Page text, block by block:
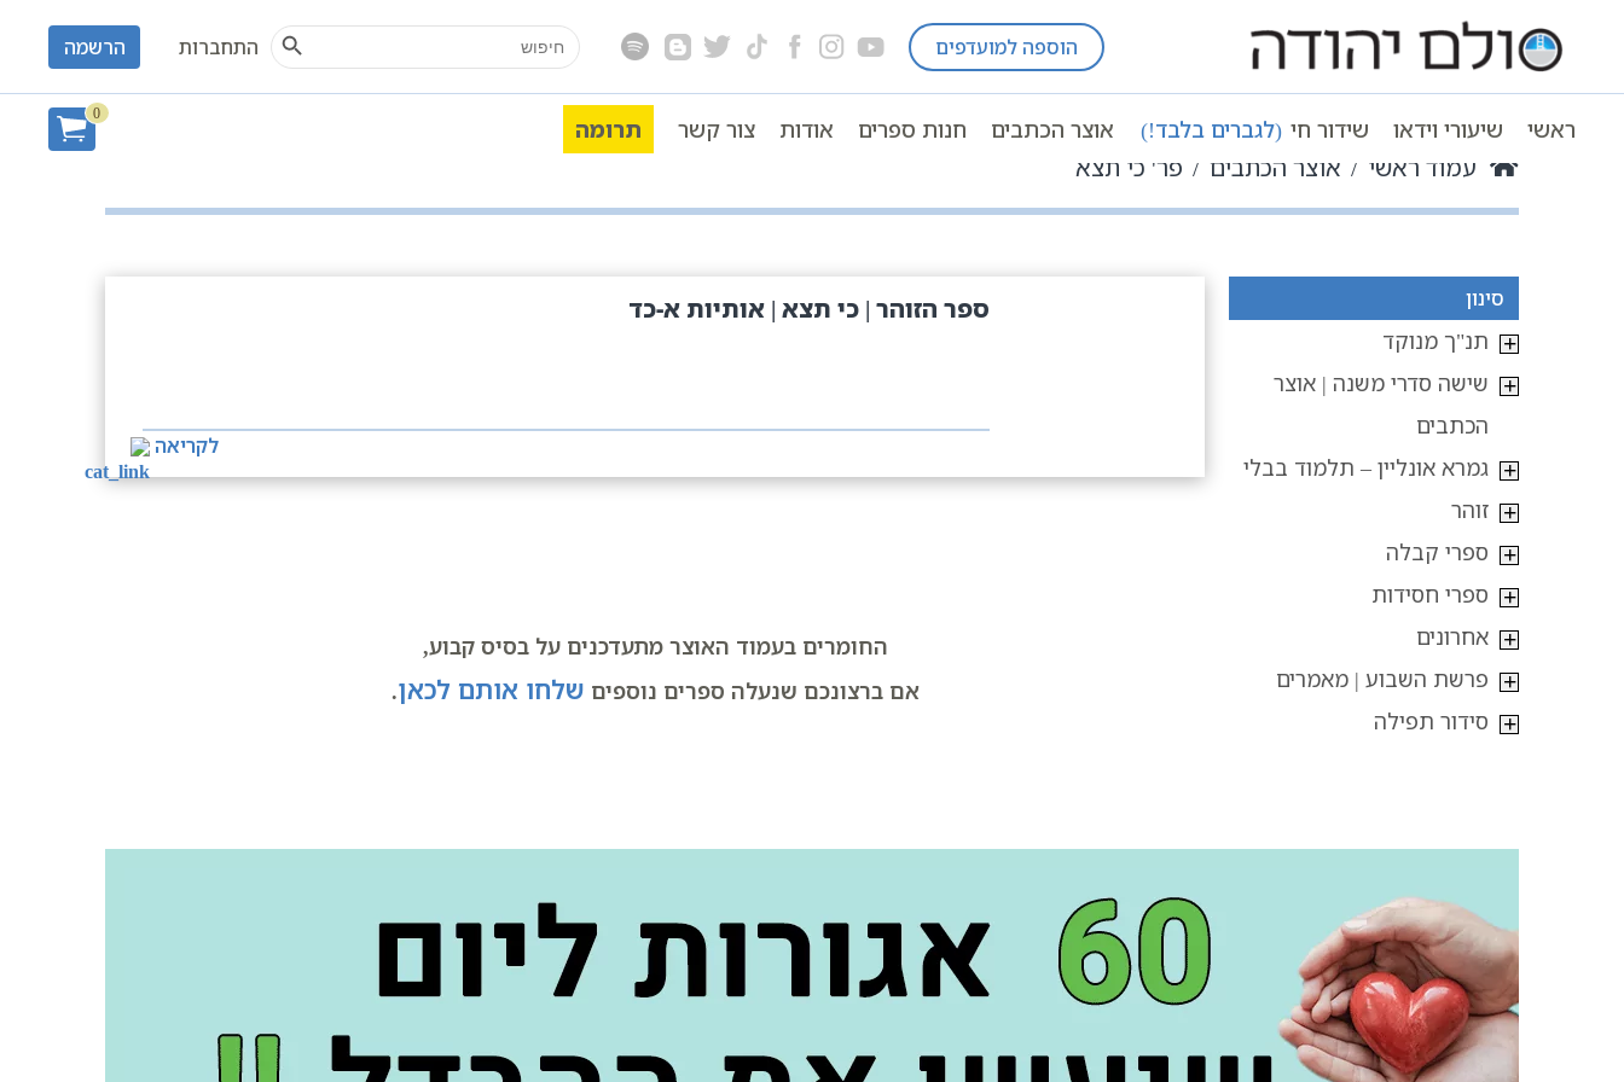
הוספה למועדפים Search
for:
Search Button
התחברות הרשמה
ראשי שיעורי וידאו שידור חי (לגברים בלבד!) אוצר הכתבים חנות ספרים אודות צור קשר תרומה
0
חיפוש
עמוד ראשי אוצר הכתבים פר' כי תצא
ספר הזוהר | כי תצא | אותיות א-כד
לקריאה
החומרים בעמוד האוצר מתעדכנים על בסיס קבוע,
אם ברצונכם שנעלה ספרים נוספים שלחו אותם לכאן.
סינון
תנ"ך מנוקד
שישה סדרי משנה | אוצר
הכתבים
גמרא אונליין – תלמוד בבלי
זוהר
ספרי קבלה
ספרי חסידות
אחרונים
פרשת השבוע | מאמרים
סידור תפילה